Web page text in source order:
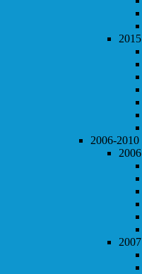
2015
2006-2010
2006
2007